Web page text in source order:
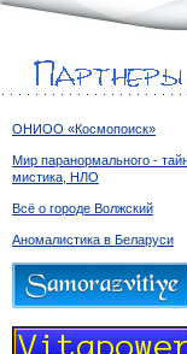
ОНИОО «Космопоиск»
Мир паранормального -
мистика, НЛО
Всё о городе Волжский
Аномалистика в Беларуси